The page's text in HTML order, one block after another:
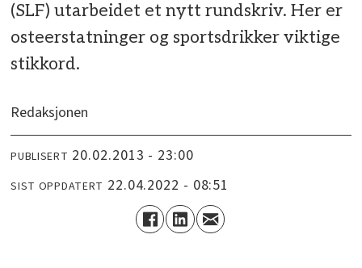
(SLF) utarbeidet et nytt rundskriv. Her er
osteerstatninger og sportsdrikker viktige
stikkord.
Redaksjonen
PUBLISERT 20.02.2013 - 23:00
SIST OPPDATERT 22.04.2022 - 08:51